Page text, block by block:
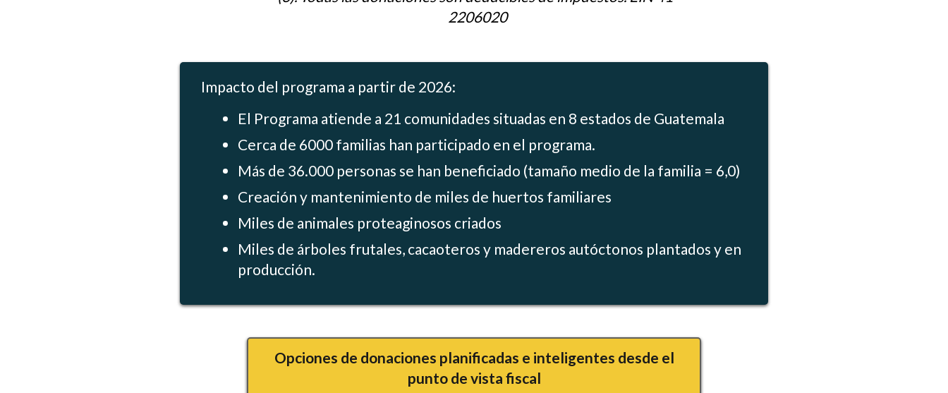
2206020
Impacto del programa a partir de 2026:
El Programa atiende a 21 comunidades situadas en 8 estados de Guatemala
Cerca de 6000 familias han participado en el programa.
Más de 36.000 personas se han beneficiado (tamaño medio de la familia = 6,0)
Creación y mantenimiento de miles de huertos familiares
Miles de animales proteaginosos criados
Miles de árboles frutales, cacaoteros y madereros autóctonos plantados y en
producción.
Opciones de donaciones planificadas e inteligentes desde el
punto de vista fiscal